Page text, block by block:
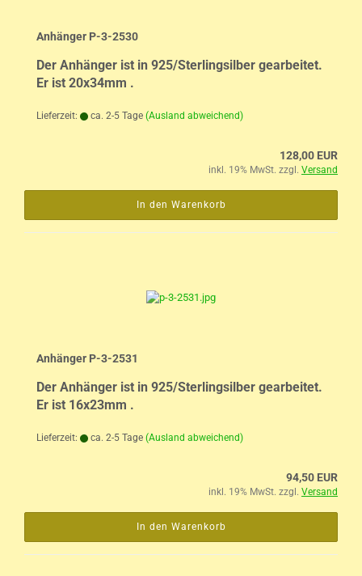
Anhänger P-3-2530
Der Anhänger ist in 925/Sterlingsilber gearbeitet.
Er ist 20x34mm .
Lieferzeit: ca. 2-5 Tage (Ausland abweichend)
128,00 EUR
inkl. 19% MwSt. zzgl. Versand
In den Warenkorb
Anhänger P-3-2531
Der Anhänger ist in 925/Sterlingsilber gearbeitet.
Er ist 16x23mm .
Lieferzeit: ca. 2-5 Tage (Ausland abweichend)
94,50 EUR
inkl. 19% MwSt. zzgl. Versand
In den Warenkorb